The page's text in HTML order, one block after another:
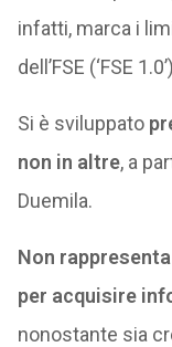
infatti, marca i
dell’FSE (‘FSE
Si è sviluppato
non in altre, a
Duemila.
Non
per acquisire
nonostante sia